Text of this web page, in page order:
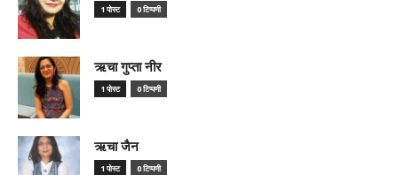
1 पोस्ट 0 टिप्पणी
ऋचा गुप्ता नीर
1 पोस्ट 0 टिप्पणी
ऋचा जैन
1 पोस्ट 0 टिप्पणी